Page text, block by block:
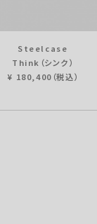
Steelcase
Think（シンク）
¥ 180,400（税込）